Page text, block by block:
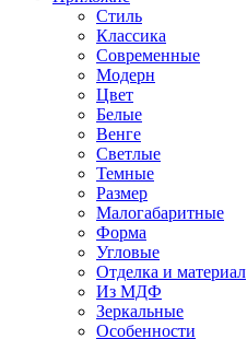
Стиль
Классика
Современные
Модерн
Цвет
Белые
Венге
Светлые
Темные
Размер
Малогабаритные
Форма
Угловые
Отделка и материал
Из МДФ
Зеркальные
Особенности